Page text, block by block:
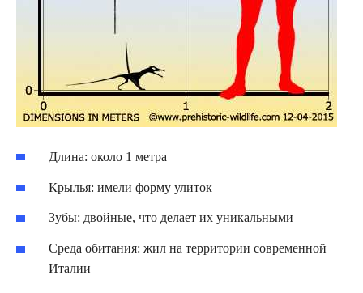
Длина: около 1 метра
Крылья: имели форму улиток
Зубы: двойные, что делает их уникальными
Среда обитания: жил на территории современной
Италии